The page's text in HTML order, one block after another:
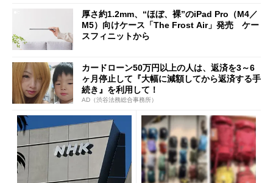
厚さ約1.2mm、“ほぼ、裸”のiPad Pro（M4／
M5）向けケース「The Frost Air」発売 ケー
スフィニットから
カードローン50万円以上の人は、返済を3～6
ヶ月停止して『大幅に減額してから返済する手
続き』を利用して！
AD（渋谷法務総合事務所）